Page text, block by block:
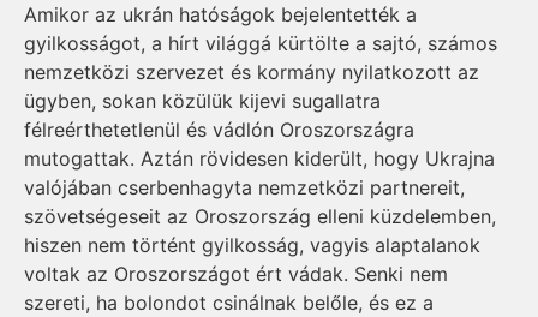
Amikor az ukrán hatóságok bejelentették a
gyilkosságot, a hírt világgá kürtölte a sajtó, számos
nemzetközi szervezet és kormány nyilatkozott az
ügyben, sokan közülük kijevi sugallatra
félreérthetetlenül és vádlón Oroszországra
mutogattak. Aztán rövidesen kiderült, hogy Ukrajna
valójában cserbenhagyta nemzetközi partnereit,
szövetségeseit az Oroszország elleni küzdelemben,
hiszen nem történt gyilkosság, vagyis alaptalanok
voltak az Oroszországot ért vádak. Senki nem
szereti, ha bolondot csinálnak belőle, és ez a